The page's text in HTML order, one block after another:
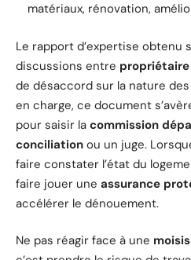
matériaux, rénovation,
Le rapport d’expertise obtenu
discussions entre propriétaire
de désaccord sur la nature
en charge, ce document
pour saisir la commission
conciliation ou un juge.
faire constater l’état du
faire jouer une assurance
accélérer le dénouement.
Ne pas réagir face à une